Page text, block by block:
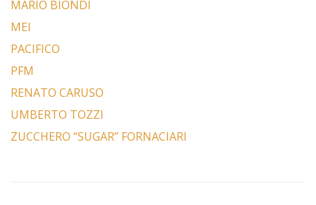
MARIO BIONDI
MEI
PACIFICO
PFM
RENATO CARUSO
UMBERTO TOZZI
ZUCCHERO “SUGAR” FORNACIARI